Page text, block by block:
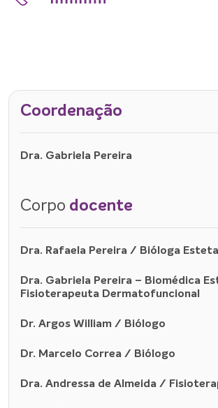
Coordenação
Dra. Gabriela Pereira
Corpo docente
Dra. Rafaela Pereira / Bióloga Esteta
Dra. Gabriela Pereira – Biomédica
Fisioterapeuta Dermatofuncional
Dr. Argos William / Biólogo
Dr. Marcelo Correa / Biólogo
Dra. Andressa de Almeida /